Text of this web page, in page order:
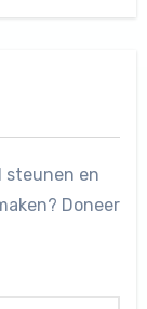
steunen en
Doneer